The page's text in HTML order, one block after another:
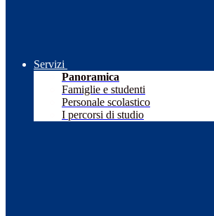
Servizi
Panoramica
Famiglie e studenti
Personale scolastico
I percorsi di studio